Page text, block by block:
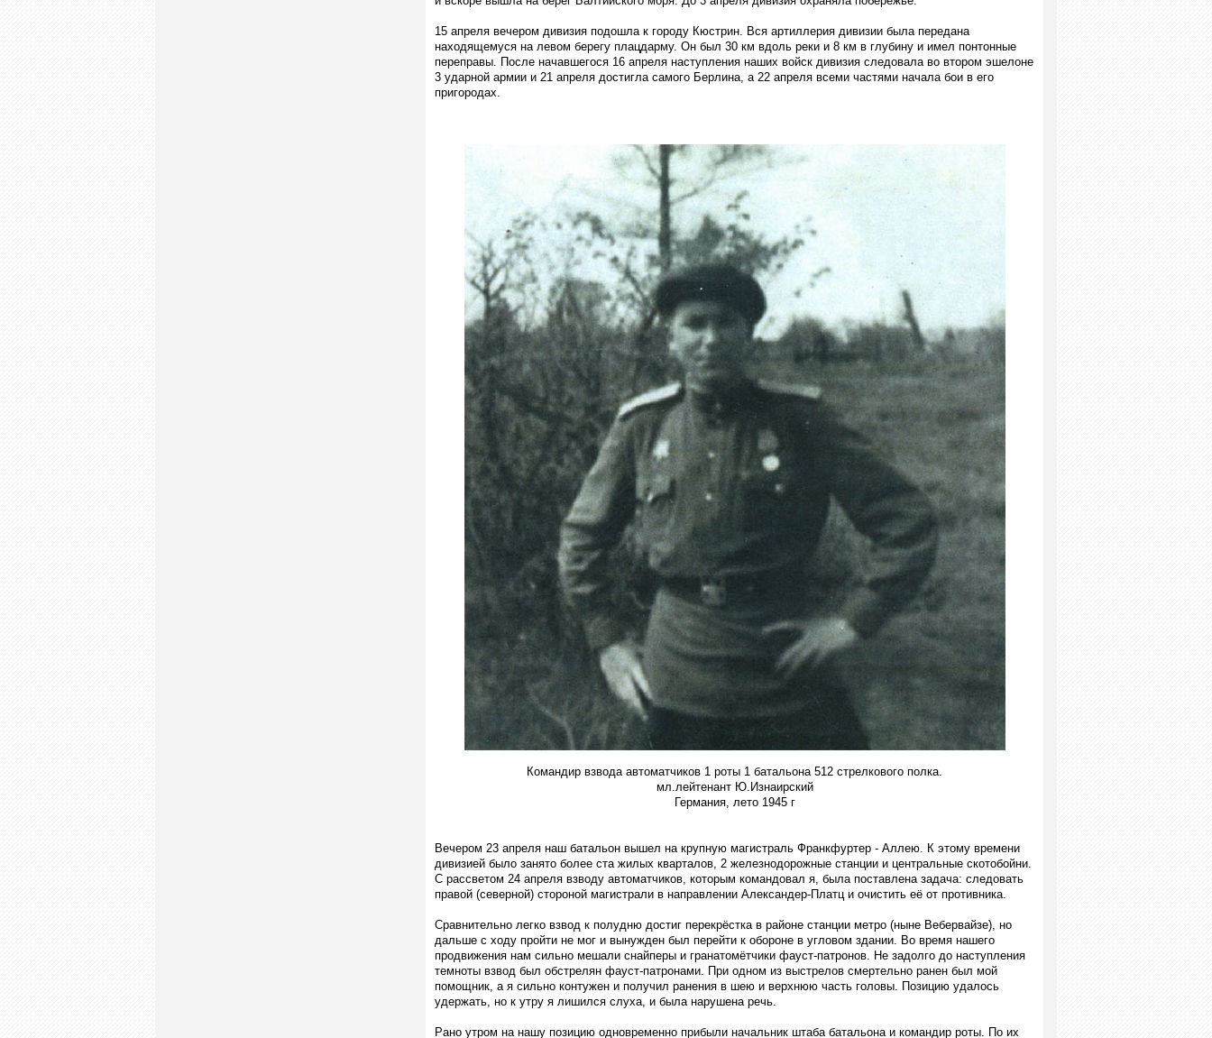
15 апреля вечером дивизия подошла к городу Кюстрин. Вся артиллерия дивизии была передана
находящемуся на левом берегу плацдарму. Он был 30 км вдоль реки и 8 км в глубину и имел понтонные
переправы. После начавшегося 16 апреля наступления наших войск дивизия следовала во втором эшелоне
3 ударной армии и 21 апреля достигла самого Берлина, а 22 апреля всеми частями начала бои в его
пригородах.
Командир взвода автоматчиков 1 роты 1 батальона 512 стрелкового полка.
мл.лейтенант Ю.Изнаирский
Германия, лето 1945 г
Вечером 23 апреля наш батальон вышел на крупную магистраль Франкфуртер - Аллею. К этому времени
дивизией было занято более ста жилых кварталов, 2 железнодорожные станции и центральные скотобойни.
С рассветом 24 апреля взводу автоматчиков, которым командовал я, была поставлена задача: следовать
правой (северной) стороной магистрали в направлении Александер-Платц и очистить её от противника.
Сравнительно легко взвод к полудню достиг перекрёстка в районе станции метро (ныне Вебервайзе), но
дальше с ходу пройти не мог и вынужден был перейти к обороне в угловом здании. Во время нашего
продвижения нам сильно мешали снайперы и гранатомётчики фауст-патронов. Не задолго до наступления
темноты взвод был обстрелян фауст-патронами. При одном из выстрелов смертельно ранен был мой
помощник, а я сильно контужен и получил ранения в шею и верхнюю часть головы. Позицию удалось
удержать, но к утру я лишился слуха, и была нарушена речь.
Рано утром на нашу позицию одновременно прибыли начальник штаба батальона и командир роты. По их